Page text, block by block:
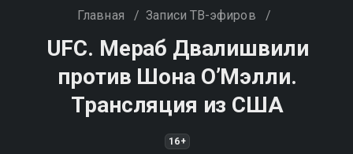
Главная / Записи ТВ-эфиров /
UFC. Мераб Двалишвили
против Шона О’Мэлли.
Трансляция из США
16+